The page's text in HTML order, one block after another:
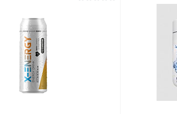
Купить в 1